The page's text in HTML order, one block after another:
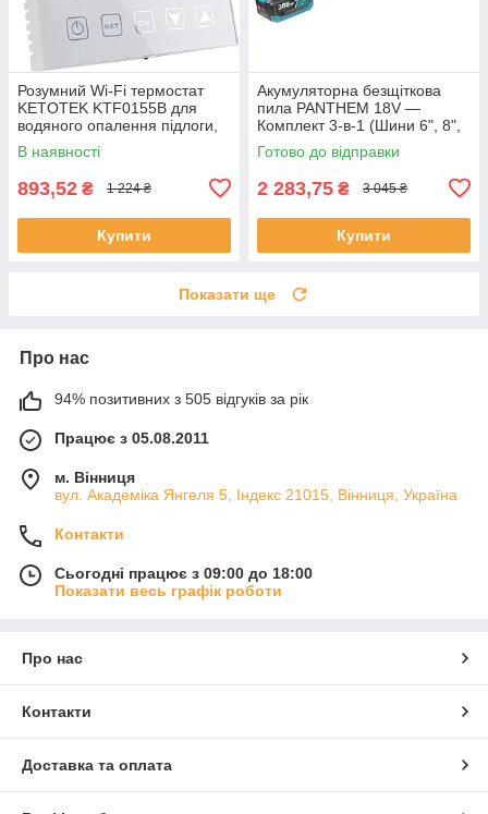
Розумний Wi‑Fi термостат
KETOTEK KTF0155B для
водяного опалення підлоги,
3 A, сумісний з Alexa та Smart
Life/Tuya
В наявності
893,52 ₴ 1 224 ₴
Купити
Акумуляторна безщіткова
пила PANTHEM 18V —
Комплект 3-в-1 (Шини 6", 8",
12")
Готово до відправки
2 283,75 ₴ 3 045 ₴
Купити
Показати ще
Про нас
94% позитивних з 505 відгуків за рік
Працює з 05.08.2011
м. Вінниця
вул. Академіка Янгеля 5, Індекс 21015, Вінниця, Україна
Контакти
Сьогодні працює з 09:00 до 18:00
Показати весь графік роботи
Про нас
Контакти
Доставка та оплата